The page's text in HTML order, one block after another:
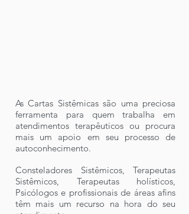
As Cartas Sistêmicas são uma preciosa
ferramenta para quem trabalha em
atendimentos terapêuticos ou procura
mais um apoio em seu processo de
autoconhecimento.
Consteladores Sistêmicos, Terapeutas
Sistêmicos, Terapeutas holísticos,
Psicólogos e profissionais de áreas afins
têm mais um recurso na hora do seu